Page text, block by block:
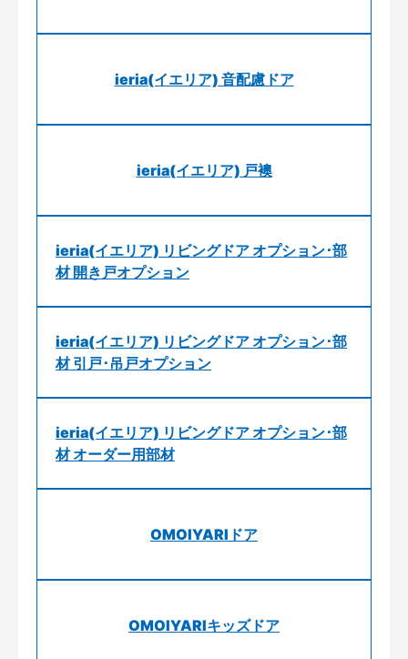
ieria(イエリア) 音配慮ドア
ieria(イエリア) 戸襖
ieria(イエリア) リビングドア オプション･部
材 開き戸オプション
ieria(イエリア) リビングドア オプション･部
材 引戸･吊戸オプション
ieria(イエリア) リビングドア オプション･部
材 オーダー用部材
OMOIYARIドア
OMOIYARIキッズドア